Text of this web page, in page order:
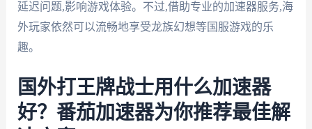
延迟问题,影响游戏体验。不过,借助专业的加速器服务,海
外玩家依然可以流畅地享受龙族幻想等国服游戏的乐
趣。
国外打王牌战士用什么加速器
好？番茄加速器为你推荐最佳解